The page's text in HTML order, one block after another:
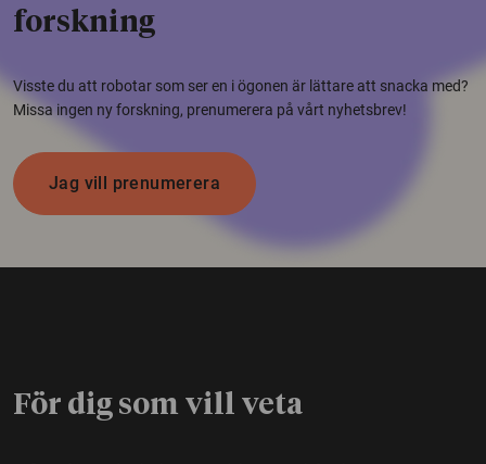
forskning
Visste du att robotar som ser en i ögonen är lättare att snacka med?
Missa ingen ny forskning, prenumerera på vårt nyhetsbrev!
Jag vill prenumerera
För dig som vill veta